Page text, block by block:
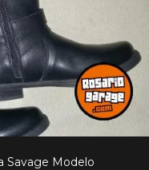
Savage Modelo